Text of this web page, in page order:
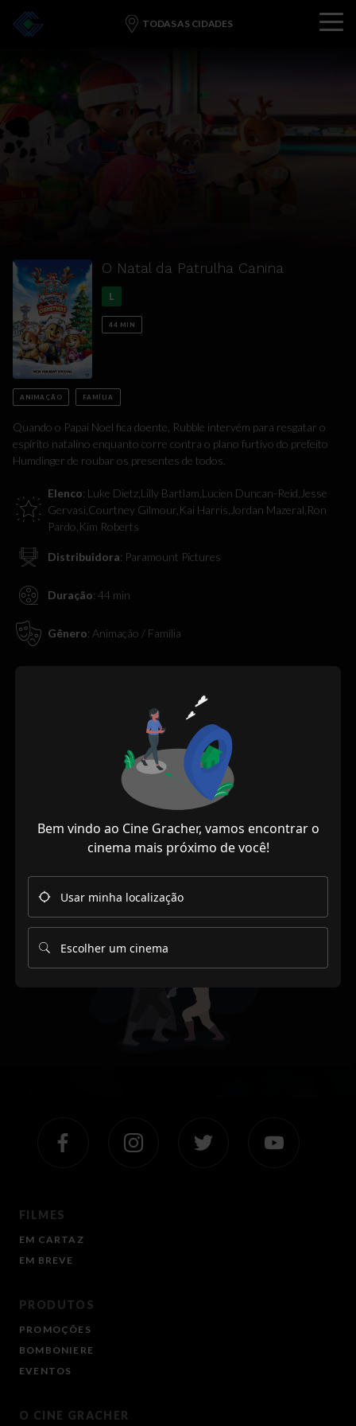
TODAS AS CIDADES Menu
EM BREVE
PROMOÇÕES
Bem vindo ao Cine Gracher, vamos encontrar o
cinema mais próximo de você!
Usar minha localização
Escolher um cinema
O Natal da Patrulha Canina
L
44 MIN
ANIMAÇÃO FAMÍLIA
Quando o Papai Noel fica doente, Rubble intervém para resgatar o
espírito natalino enquanto corre contra o plano furtivo do prefeito
Humdinger de roubar os presentes de todos.
Elenco: Luke Dietz,Lilly Bartlam,Lucien Duncan-Reid,Jesse
Gervasi,Courtney Gilmour,Kai Harris,Jordan Mazeral,Ron
Pardo,Kim Roberts
Distribuidora: Paramount Pictures
Duração: 44 min
Gênero: Animação / Família
encontramos
nenhuma
sessão para
este filme.
Mas você pode sempre
retornar à nossapágina
iniciale procurar por
outro filme!
FILMES
EM CARTAZ
EM BREVE
PRODUTOS
PROMOÇÕES
BOMBONIERE
EVENTOS
O CINE GRACHER